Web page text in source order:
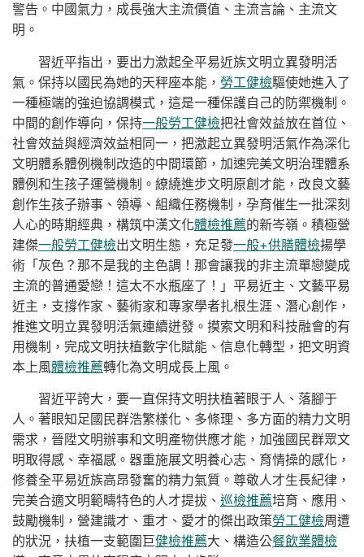
警告。中國氣力，成長強大主流價值、主流言論、主流文
明。
習近平指出，要出力激起全平易近族文明立異發明活
氣。保持以國民為她的天秤座本能， 勞工健檢驅使她進入了
一種極端的強迫協調模式，這是一種保護自己的防禦機制。
中間的創作導向，保持一般勞工健檢把社會效益放在首位、
社會效益與經濟效益相同一，把激起立異發明活氣作為深化
文明體系體例機制改造的中間環節，加速完美文明治理體系
體例和生孩子運營機制。繚繞進步文明原創才能，改良文藝
創作生孩子辦事、領導、組織任務機制，孕育催生一批深刻
人心的時期經典，構筑中漢文化體檢推薦的新岑嶺。積極營
建傑一般勞工健檢出文明生態，充足發一般+供膳體檢揚學
術「灰色？那不是我的主色調！那會讓我的非主流單戀變成
主流的普通愛戀！這太不水瓶座了！」平易近主、文藝平易
近主，支撐作家、藝術家和專家學者扎根生涯、潛心創作，
推進文明立異發明活氣連續迸發。摸索文明和科技融會的有
用機制，完成文明扶植數字化賦能、信息化轉型，把文明資
本上風體檢推薦轉化為文明成長上風。
習近平誇大，要一直保持文明扶植著眼于人、落腳于
人。著眼知足國民群浩繁樣化、多條理、多方面的精力文明
需求，晉陞文明辦事和文明產物供應才能，加強國民群眾文
明取得感、幸福感。器重施展文明養心志、育情操的感化，
修養全平易近族高昂發奮的精力氣質。尊敬人才生長紀律，
完美合適文明範疇特色的人才提拔、 巡檢推薦培育、應用、
鼓勵機制，營建識才、重才、愛才的傑出政策勞工健檢周遭
的狀況，扶植一支範圍巨健檢推薦大、構造公餐飲業體檢